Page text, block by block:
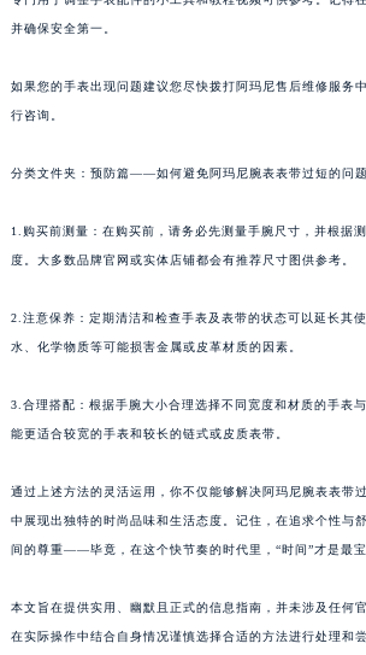
并确保安全第一。
如果您的手表出现问题建议您尽快拨打阿玛尼售后维修服务
行咨询。
分类文件夹：预防篇——如何避免阿玛尼腕表表带过短的问题
1.购买前测量：在购买前，请务必先测量手腕尺寸，并根据
度。大多数品牌官网或实体店铺都会有推荐尺寸图供参考。
2.注意保养：定期清洁和检查手表及表带的状态可以延长其
水、化学物质等可能损害金属或皮革材质的因素。
3.合理搭配：根据手腕大小合理选择不同宽度和材质的手表
能更适合较宽的手表和较长的链式或皮质表带。
通过上述方法的灵活运用，你不仅能够解决阿玛尼腕表表带
中展现出独特的时尚品味和生活态度。记住，在追求个性与
间的尊重——毕竟，在这个快节奏的时代里，“时间”才是最宝
本文旨在提供实用、幽默且正式的信息指南，并未涉及任何
在实际操作中结合自身情况谨慎选择合适的方法进行处理和尝